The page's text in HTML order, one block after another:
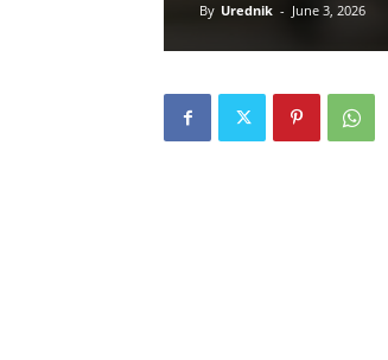
By Urednik - June 3, 2026